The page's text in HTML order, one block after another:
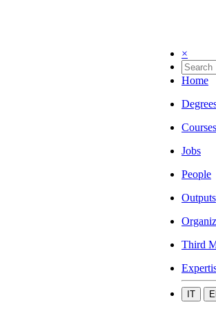
×
Home
Courses
Jobs
People
Outputs
Third
IT